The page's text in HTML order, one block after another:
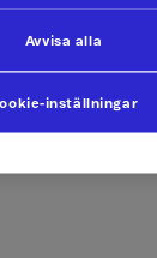
inställningar
Avvisa alla